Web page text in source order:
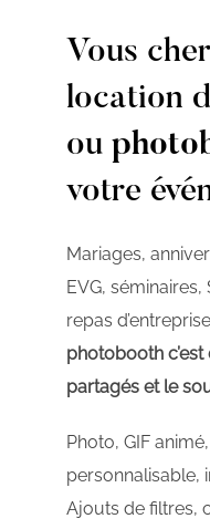
Vous
location
ou
votre
Mariages,
EVG,
repas
photobooth
partagés et le
Photo, GIF
personnalisable,
Ajouts de filtres,